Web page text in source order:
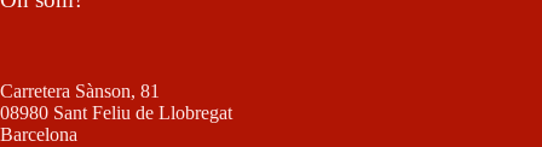
Carretera Sànson, 81
08980 Sant Feliu de Llobregat
Barcelona